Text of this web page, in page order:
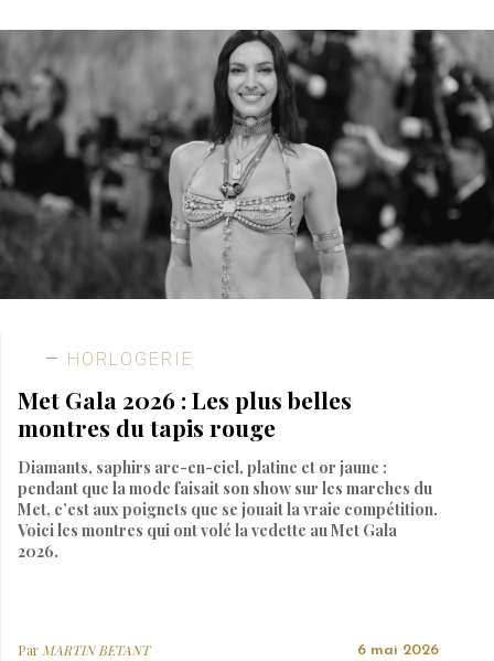
HORLOGERIE
Met Gala 2026 : Les plus belles
montres du tapis rouge
Diamants, saphirs arc-en-ciel, platine et or jaune :
pendant que la mode faisait son show sur les marches du
Met, c’est aux poignets que se jouait la vraie compétition.
Voici les montres qui ont volé la vedette au Met Gala
2026.
ParMARTIN BETANT 6 mai 2026